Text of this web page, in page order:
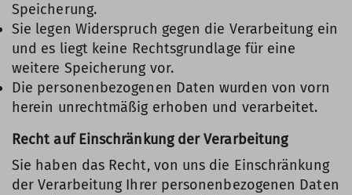
Speicherung.
Sie legen Widerspruch gegen die Verarbeitung ein
und es liegt keine Rechtsgrundlage für eine
weitere Speicherung vor.
Die personenbezogenen Daten wurden von vorn
herein unrechtmäßig erhoben und verarbeitet.
Recht auf Einschränkung der Verarbeitung
Sie haben das Recht, von uns die Einschränkung
der Verarbeitung Ihrer personenbezogenen Daten